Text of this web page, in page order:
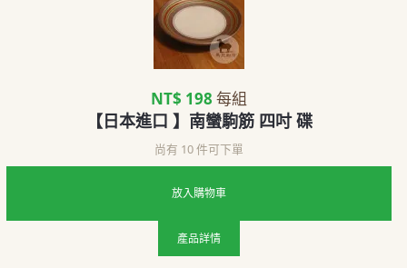
NT$ 198 每組
【日本進口 】南蠻駒筋 四吋 碟
尚有 10 件可下單
放入購物車
產品詳情